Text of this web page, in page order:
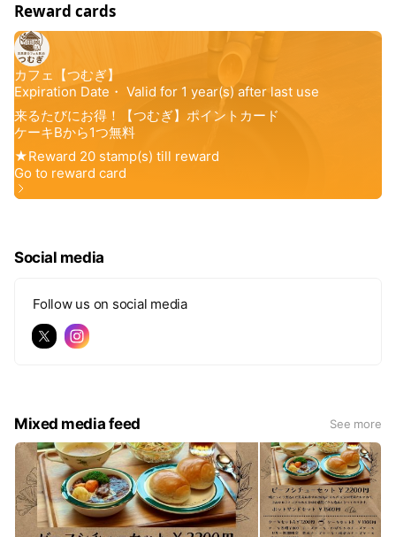
e
Reward cards
Social media
Follow us on social media
Mixed media feed See more